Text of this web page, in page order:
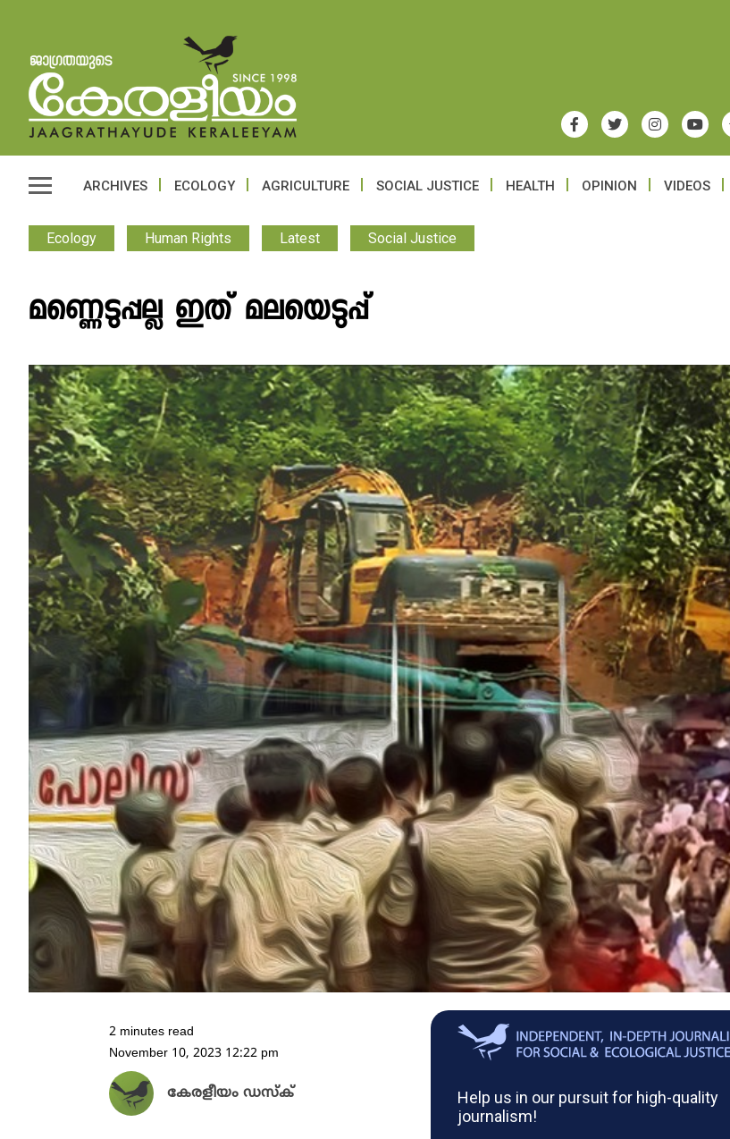
ARCHIVES ECOLOGY AGRICULTURE SOCIAL JUSTICE HEALTH OPINION VIDEOS
Ecology Human Rights Latest Social Justice
മണ്ണെടുപ്പല്ല ഇത് മലയെടുപ്പ്
Help us in our pursuit for high-quality
journalism!
2 minutes read
November 10, 2023 12:22 pm
കേരളീയം ഡസ്ക്